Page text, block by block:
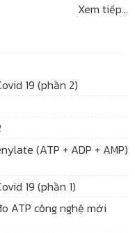
Xem tiếp...
19 (phần 2)
(ATP + ADP + AMP)
19 (phần 1)
ATP công nghệ mới